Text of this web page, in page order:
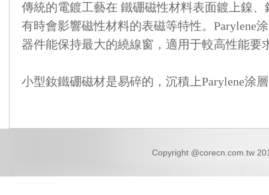
傳統的電鍍工藝在 鐵硼磁性材料表面鍍上鎳
有時會影響磁性材料的表磁等特性。Parylene
器件能保持最大的繞線窗，適用于較高性能要
小型釹鐵硼磁材是易碎的，沉積上Parylene涂
Copyright @corecn.com.tw